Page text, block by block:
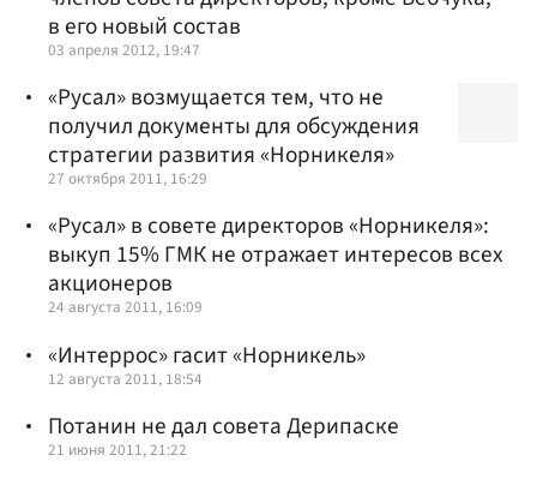
в его новый состав
03 апреля 2012, 19:47
«Русал» возмущается тем, что не
получил документы для обсуждения
стратегии развития «Норникеля»
27 октября 2011, 16:29
«Русал» в совете директоров «Норникеля»:
выкуп 15% ГМК не отражает интересов всех
акционеров
24 августа 2011, 16:09
«Интеррос» гасит «Норникель»
12 августа 2011, 18:54
Потанин не дал совета Дерипаске
21 июня 2011, 21:22